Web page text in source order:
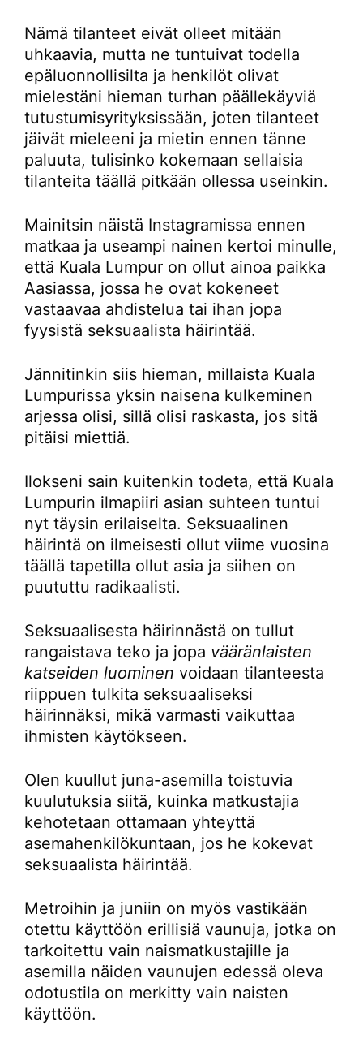
Nämä tilanteet eivät olleet mitään
uhkaavia, mutta ne tuntuivat todella
epäluonnollisilta ja henkilöt olivat
mielestäni hieman turhan päällekäyviä
tutustumisyrityksissään, joten tilanteet
jäivät mieleeni ja mietin ennen tänne
paluuta, tulisinko kokemaan sellaisia
tilanteita täällä pitkään ollessa useinkin.
Mainitsin näistä Instagramissa ennen
matkaa ja useampi nainen kertoi minulle,
että Kuala Lumpur on ollut ainoa paikka
Aasiassa, jossa he ovat kokeneet
vastaavaa ahdistelua tai ihan jopa
fyysistä seksuaalista häirintää.
Jännitinkin siis hieman, millaista Kuala
Lumpurissa yksin naisena kulkeminen
arjessa olisi, sillä olisi raskasta, jos sitä
pitäisi miettiä.
Ilokseni sain kuitenkin todeta, että Kuala
Lumpurin ilmapiiri asian suhteen tuntui
nyt täysin erilaiselta. Seksuaalinen
häirintä on ilmeisesti ollut viime vuosina
täällä tapetilla ollut asia ja siihen on
puututtu radikaalisti.
Seksuaalisesta häirinnästä on tullut
rangaistava teko ja jopa vääränlaisten
katseiden luominen voidaan tilanteesta
riippuen tulkita seksuaaliseksi
häirinnäksi, mikä varmasti vaikuttaa
ihmisten käytökseen.
Olen kuullut juna-asemilla toistuvia
kuulutuksia siitä, kuinka matkustajia
kehotetaan ottamaan yhteyttä
asemahenkilökuntaan, jos he kokevat
seksuaalista häirintää.
Metroihin ja juniin on myös vastikään
otettu käyttöön erillisiä vaunuja, jotka on
tarkoitettu vain naismatkustajille ja
asemilla näiden vaunujen edessä oleva
odotustila on merkitty vain naisten
käyttöön.